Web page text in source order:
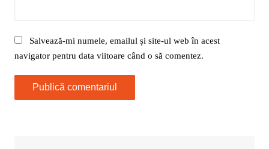
Salvează-mi numele, emailul și site-ul web în acest
navigator pentru data viitoare când o să comentez.